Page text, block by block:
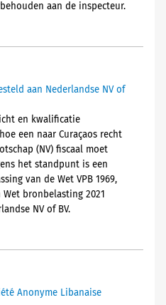
aan de inspecteur.
aan Nederlandse NV of
en kwalificatie
een naar Curaçaos recht
(NV) fiscaal moet
het standpunt is een
van de Wet VPB 1969,
Wet bronbelasting 2021
NV of BV.
Anonyme Libanaise